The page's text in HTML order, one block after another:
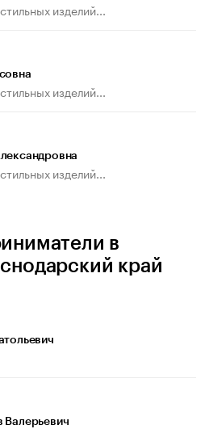
изделий...
изделий...
изделий...
в
край
Валерьевич